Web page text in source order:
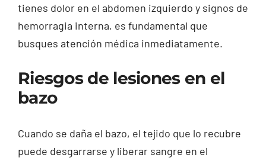
tienes dolor en el abdomen izquierdo y signos de
hemorragia interna, es fundamental que
busques atención médica inmediatamente.
Riesgos de lesiones en el
bazo
Cuando se daña el bazo, el tejido que lo recubre
puede desgarrarse y liberar sangre en el